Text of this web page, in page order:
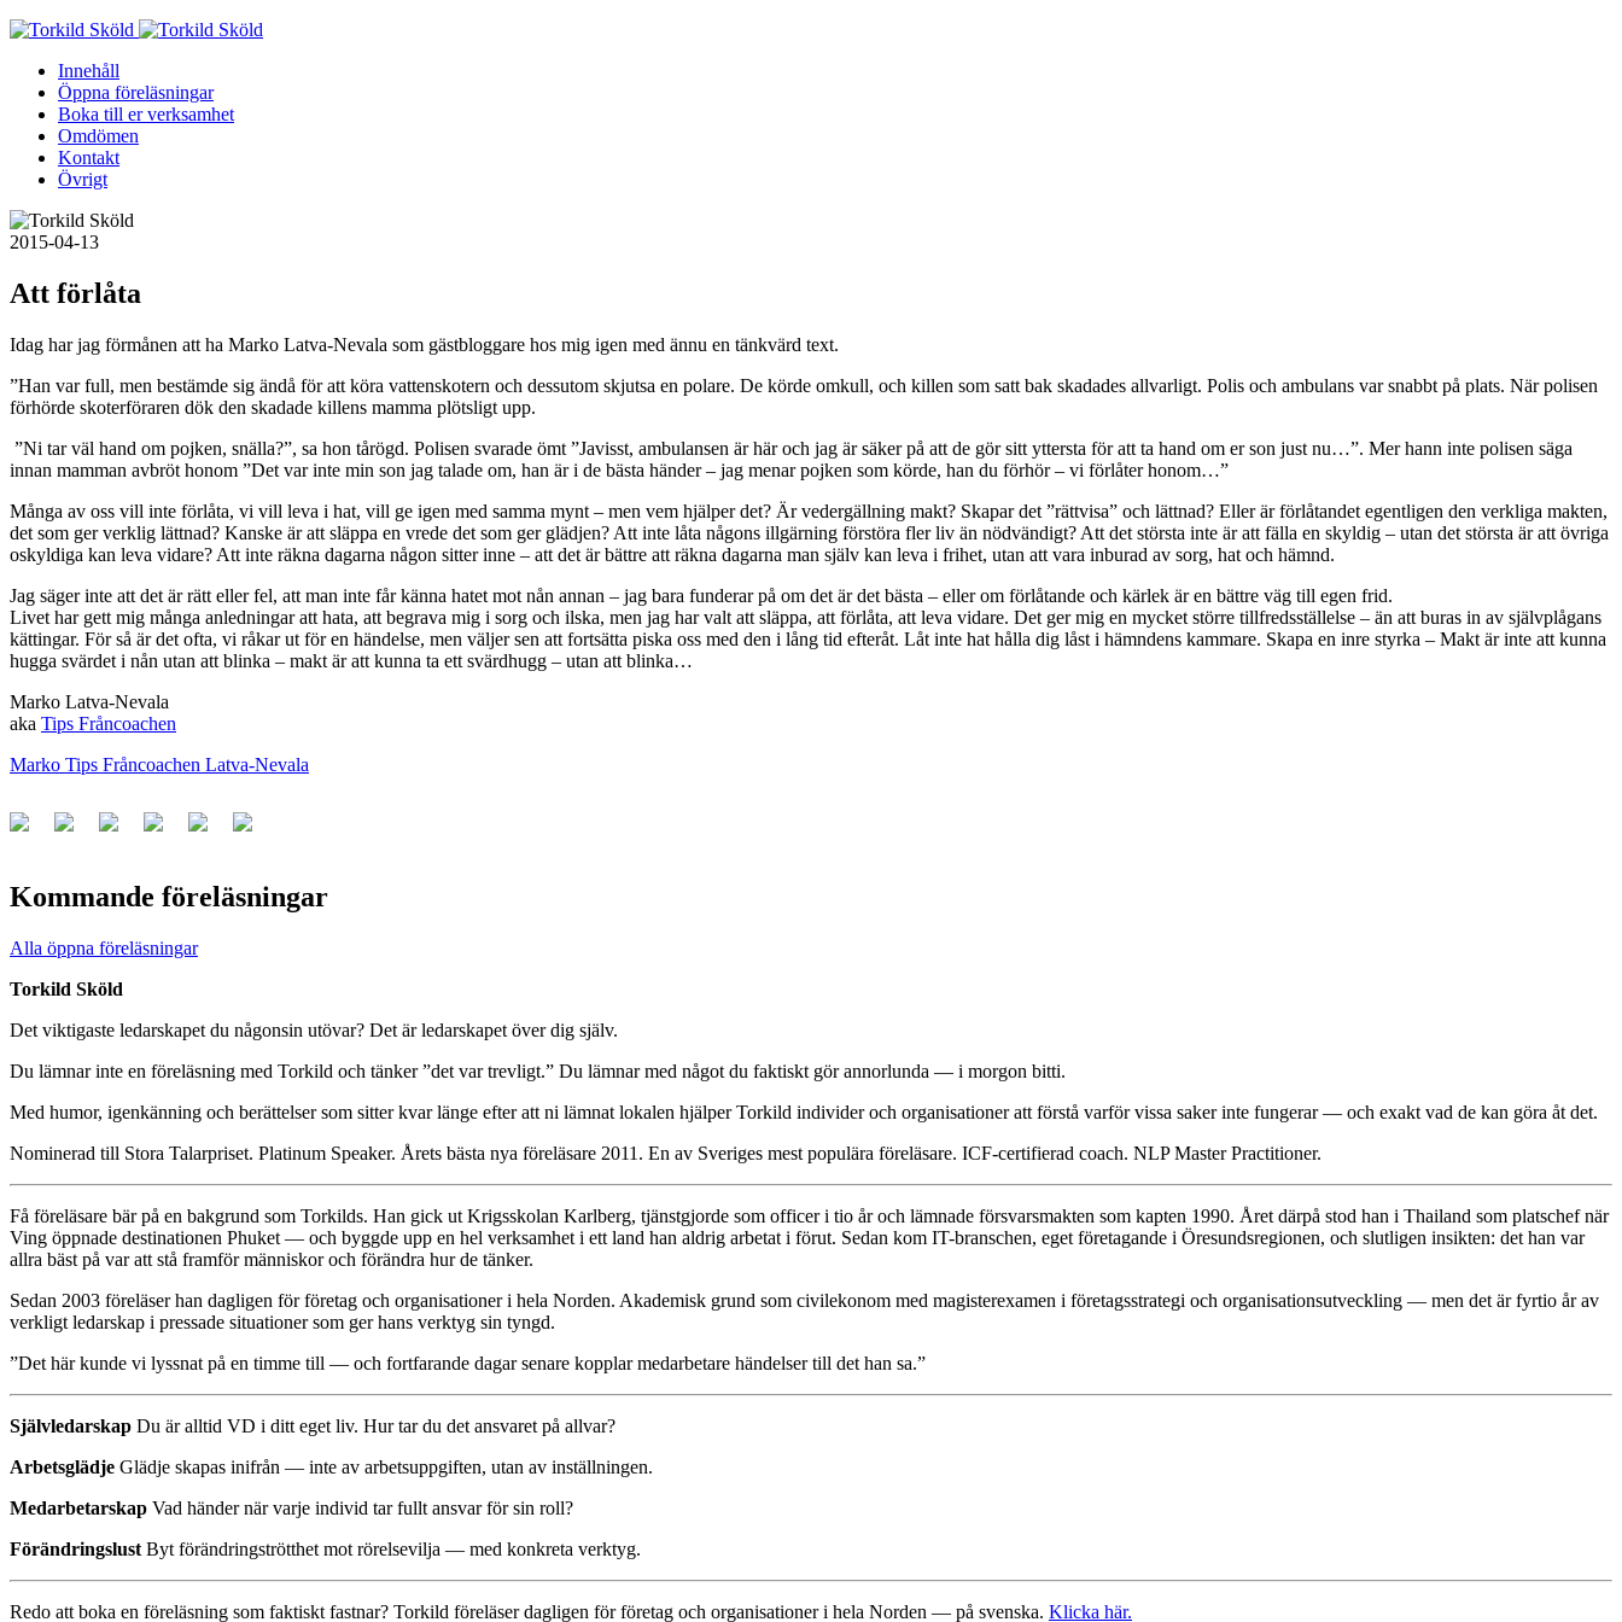
Skip
contentInnehåll
Öppna föreläsningar
Boka till er verksamhet
Omdömen
Kontakt
Övrigt
2015-04-13
Att förlåta
Idag har jag förmånen att ha Marko Latva-Nevala som gästbloggare hos mig igen med ännu en tänkvärd text.
”Han var full, men bestämde sig ändå för att köra vattenskotern och dessutom skjutsa en polare. De körde omkull, och killen som satt bak skadades allvarligt. Polis och ambulans var snabbt på plats. När polisen
förhörde skoterföraren dök den skadade killens mamma plötsligt upp.
”Ni tar väl hand om pojken, snälla?”, sa hon tårögd. Polisen svarade ömt ”Javisst, ambulansen är här och jag är säker på att de gör sitt yttersta för att ta hand om er son just nu…”. Mer hann inte polisen säga
innan mamman avbröt honom ”Det var inte min son jag talade om, han är i de bästa händer – jag menar pojken som körde, han du förhör – vi förlåter honom…”
Många av oss vill inte förlåta, vi vill leva i hat, vill ge igen med samma mynt – men vem hjälper det? Är vedergällning makt? Skapar det ”rättvisa” och lättnad? Eller är förlåtandet egentligen den verkliga makten,
det som ger verklig lättnad? Kanske är att släppa en vrede det som ger glädjen? Att inte låta någons illgärning förstöra fler liv än nödvändigt? Att det största inte är att fälla en skyldig – utan det största är att övriga
oskyldiga kan leva vidare? Att inte räkna dagarna någon sitter inne – att det är bättre att räkna dagarna man själv kan leva i frihet, utan att vara inburad av sorg, hat och hämnd.
Jag säger inte att det är rätt eller fel, att man inte får känna hatet mot nån annan – jag bara funderar på om det är det bästa – eller om förlåtande och kärlek är en bättre väg till egen frid.
Livet har gett mig många anledningar att hata, att begrava mig i sorg och ilska, men jag har valt att släppa, att förlåta, att leva vidare. Det ger mig en mycket större tillfredsställelse – än att buras in av självplågans
kättingar. För så är det ofta, vi råkar ut för en händelse, men väljer sen att fortsätta piska oss med den i lång tid efteråt. Låt inte hat hålla dig låst i hämndens kammare. Skapa en inre styrka – Makt är inte att kunna
hugga svärdet i nån utan att blinka – makt är att kunna ta ett svärdhugg – utan att blinka…
Marko Latva-Nevala
aka Tips Fråncoachen
Marko Tips Fråncoachen Latva-Nevala
Kommande föreläsningar
Alla öppna föreläsningar
Torkild Sköld
Det viktigaste ledarskapet du någonsin utövar? Det är ledarskapet över dig själv.
Du lämnar inte en föreläsning med Torkild och tänker ”det var trevligt.” Du lämnar med något du faktiskt gör annorlunda — i morgon bitti.
Med humor, igenkänning och berättelser som sitter kvar länge efter att ni lämnat lokalen hjälper Torkild individer och organisationer att förstå varför vissa saker inte fungerar — och exakt vad de kan göra åt det.
Nominerad till Stora Talarpriset. Platinum Speaker. Årets bästa nya föreläsare 2011. En av Sveriges mest populära föreläsare. ICF-certifierad coach. NLP Master Practitioner.
Få föreläsare bär på en bakgrund som Torkilds. Han gick ut Krigsskolan Karlberg, tjänstgjorde som officer i tio år och lämnade försvarsmakten som kapten 1990. Året därpå stod han i Thailand som platschef när
Ving öppnade destinationen Phuket — och byggde upp en hel verksamhet i ett land han aldrig arbetat i förut. Sedan kom IT-branschen, eget företagande i Öresundsregionen, och slutligen insikten: det han var
allra bäst på var att stå framför människor och förändra hur de tänker.
Sedan 2003 föreläser han dagligen för företag och organisationer i hela Norden. Akademisk grund som civilekonom med magisterexamen i företagsstrategi och organisationsutveckling — men det är fyrtio år av
verkligt ledarskap i pressade situationer som ger hans verktyg sin tyngd.
”Det här kunde vi lyssnat på en timme till — och fortfarande dagar senare kopplar medarbetare händelser till det han sa.”
Självledarskap Du är alltid VD i ditt eget liv. Hur tar du det ansvaret på allvar?
Arbetsglädje Glädje skapas inifrån — inte av arbetsuppgiften, utan av inställningen.
Medarbetarskap Vad händer när varje individ tar fullt ansvar för sin roll?
Förändringslust Byt förändringströtthet mot rörelsevilja — med konkreta verktyg.
Redo att boka en föreläsning som faktiskt fastnar? Torkild föreläser dagligen för företag och organisationer i hela Norden — på svenska. Klicka här.